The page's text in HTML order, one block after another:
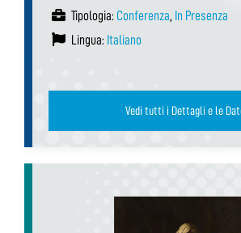
Tipologia: Conferenza, In Presenza
Lingua: Italiano
Vedi tutti i Dettagli e le